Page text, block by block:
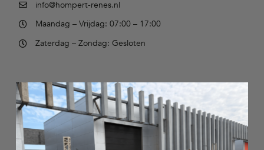
info@hompert-renes.nl
Maandag – Vrijdag: 07:00 – 17:00
Zaterdag – Zondag: Gesloten